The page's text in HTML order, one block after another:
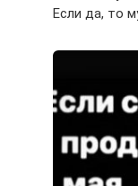
Если да, то